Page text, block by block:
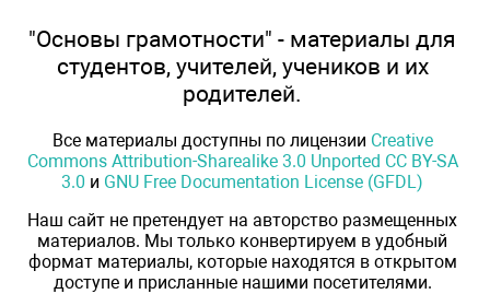
"Основы грамотности" - материалы для
студентов, учителей, учеников и их
родителей.
Все материалы доступны по лицензии Creative
Commons Attribution-Sharealike 3.0 Unported CC BY-SA
3.0 и GNU Free Documentation License (GFDL)
Наш сайт не претендует на авторство размещенных
материалов. Мы только конвертируем в удобный
формат материалы, которые находятся в открытом
доступе и присланные нашими посетителями.